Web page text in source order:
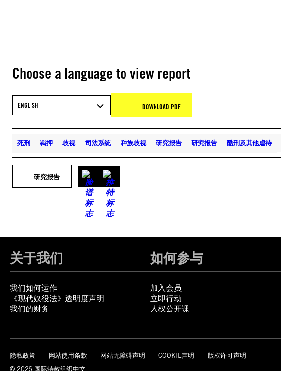
Choose a language to view report
ENGLISH DOWNLOAD PDF
死刑 羁押 歧视 司法系统 种族歧视 研究报告 研究报告 酷刑及其他虐待
研究报告
关于我们
我们如何运作
《现代奴役法》透明度声明
我们的财务
如何参与
加入会员
立即行动
人权公开课
隐私政策 网站使用条款 网站无障碍声明 COOKIE声明
版权许可声明
© 2025 国际特赦组织中文